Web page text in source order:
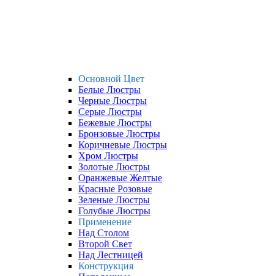
Основной Цвет
Белые Люстры
Черные Люстры
Серые Люстры
Бежевые Люстры
Бронзовые Люстры
Коричневые Люстры
Хром Люстры
Золотые Люстры
Оранжевые Желтые
Красные Розовые
Зеленые Люстры
Голубые Люстры
Применение
Над Столом
Второй Свет
Над Лестницей
Конструкция